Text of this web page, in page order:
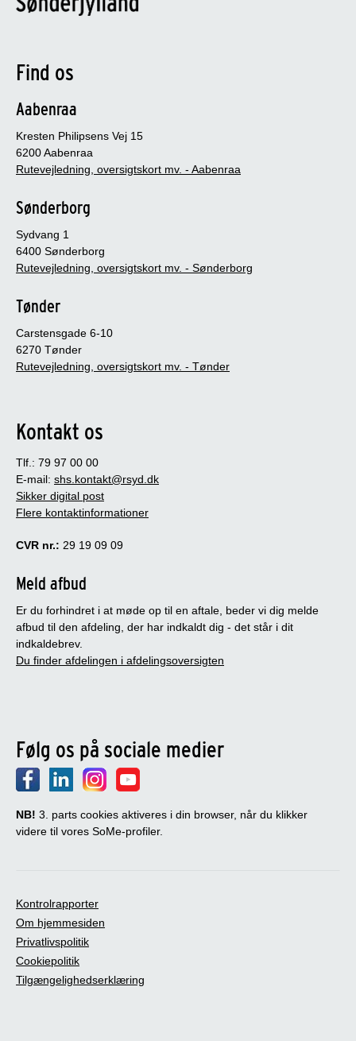
Find os
Aabenraa
Kresten Philipsens Vej 15
6200 Aabenraa
Rutevejledning, oversigtskort mv. - Aabenraa
Sønderborg
Sydvang 1
6400 Sønderborg
Rutevejledning, oversigtskort mv. - Sønderborg
Tønder
Carstensgade 6-10
6270 Tønder
Rutevejledning, oversigtskort mv. - Tønder
Kontakt os
Tlf.: 79 97 00 00
E-mail: shs.kontakt@rsyd.dk
Sikker digital post
Flere kontaktinformationer
CVR nr.: 29 19 09 09
Meld afbud
Er du forhindret i at møde op til en aftale, beder vi dig melde
afbud til den afdeling, der har indkaldt dig - det står i dit
indkaldebrev.
Du finder afdelingen i afdelingsoversigten
Følg os på sociale medier
NB! 3. parts cookies aktiveres i din browser, når du klikker
videre til vores SoMe-profiler.
Kontrolrapporter
Om hjemmesiden
Privatlivspolitik
Cookiepolitik
Tilgængelighedserklæring